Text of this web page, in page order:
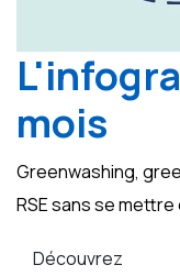
mois
Greenwashing,
RSE sans se mettre
Découvrez